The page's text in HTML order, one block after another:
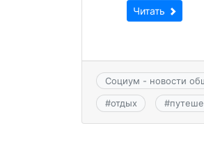
Читать
Социум - новости
#отдых #